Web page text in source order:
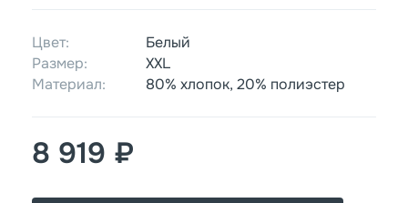
Цвет:
Белый
Размер:
XXL
Материал:
80% хлопок, 20% полиэстер
8 919 ₽